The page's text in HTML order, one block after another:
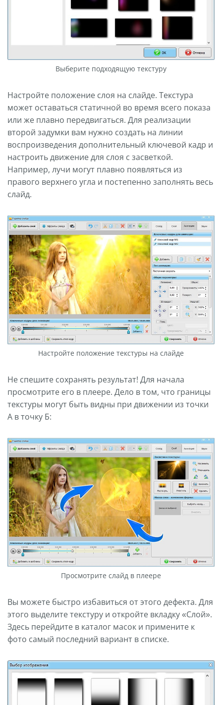
Выберите подходящую текстуру
Настройте положение слоя на слайде. Текстура
может оставаться статичной во время всего показа
или же плавно передвигаться. Для реализации
второй задумки вам нужно создать на линии
воспроизведения дополнительный ключевой кадр и
настроить движение для слоя с засветкой.
Например, лучи могут плавно появляться из
правого верхнего угла и постепенно заполнять весь
слайд.
Настройте положение текстуры на слайде
Не спешите сохранять результат! Для начала
просмотрите его в плеере. Дело в том, что границы
текстуры могут быть видны при движении из точки
А в точку Б:
Просмотрите слайд в плеере
Вы можете быстро избавиться от этого дефекта. Для
этого выделите текстуру и откройте вкладку «Слой».
Здесь перейдите в каталог масок и примените к
фото самый последний вариант в списке.